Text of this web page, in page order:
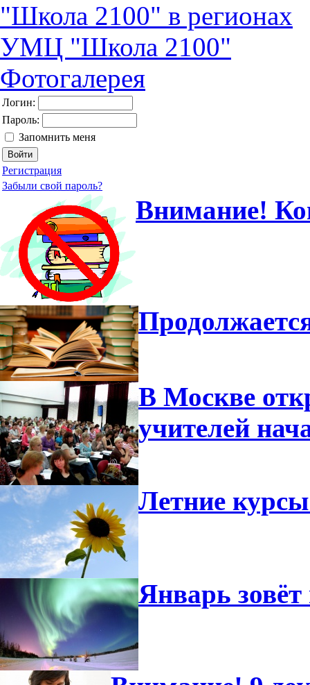
"Школа 2100" в регионах
УМЦ "Школа 2100"
Фотогалерея
Логин:
Пароль:
Запомнить меня
Регистрация
Забыли свой пароль?
Внимание!
В Москве
учителей
Летние
Январь зовёт